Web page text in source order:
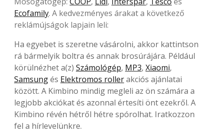
Ecofamily. A kedvezményes árakat a következő
reklámújságok lapjain leli:
Ha egyebet is szeretne vásárolni, akkor kattintson
rá bármelyik boltra és annak brosúrájára. Például
körülnézhet a(z) Számológép, MP3, Xiaomi,
Samsungés Elektromos rollerakciós ajánlatai
között. A Kimbino mindig megleli az ön számára a
legjobb akciókat és azonnal értesíti önt ezekről. A
Kimbino révén hétről hétre spórolhat. Iratkozzon
fel a hírlevelünkre.